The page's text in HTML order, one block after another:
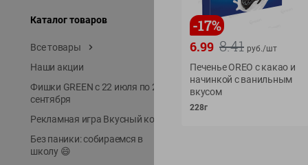
Каталог товаров
Все товары
Наши акции
Фишки GREEN с 22 июля по 22
сентября
Рекламная игра Вкусный код
Без паники: собираемся в
школу 😄
Специально для вас
Акции
Местное известное
Prime Steak
-17%
8.41
6.99 руб./шт
Печенье OREO с какао и
начинкой с ванильным
вкусом
228г